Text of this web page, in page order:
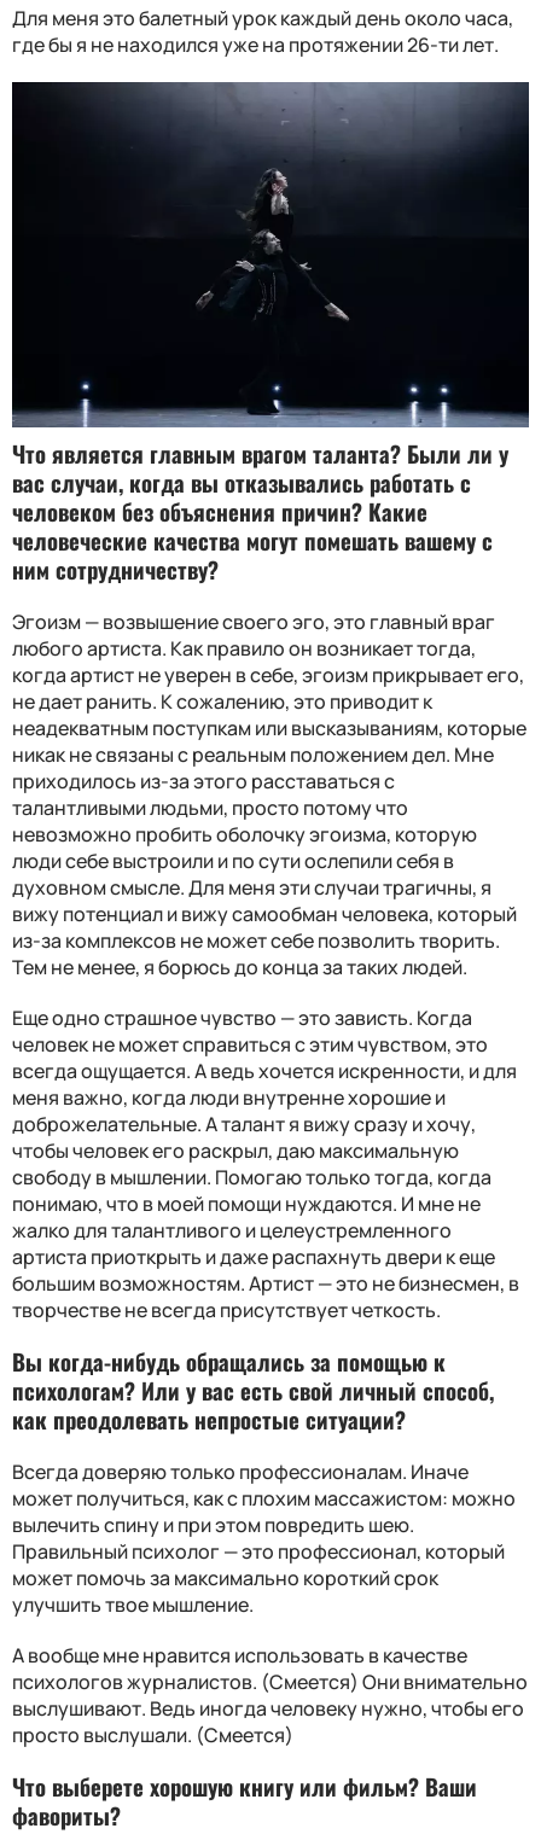
Для меня это балетный урок каждый день около часа,
где бы я не находился уже на протяжении 26-ти лет.
Что является главным врагом таланта? Были ли у
вас случаи, когда вы отказывались работать с
человеком без объяснения причин? Какие
человеческие качества могут помешать вашему с
ним сотрудничеству?
Эгоизм — возвышение своего эго, это главный враг
любого артиста. Как правило он возникает тогда,
когда артист не уверен в себе, эгоизм прикрывает его,
не дает ранить. К сожалению, это приводит к
неадекватным поступкам или высказываниям, которые
никак не связаны с реальным положением дел. Мне
приходилось из-за этого расставаться с
талантливыми людьми, просто потому что
невозможно пробить оболочку эгоизма, которую
люди себе выстроили и по сути ослепили себя в
духовном смысле. Для меня эти случаи трагичны, я
вижу потенциал и вижу самообман человека, который
из-за комплексов не может себе позволить творить.
Тем не менее, я борюсь до конца за таких людей.
Еще одно страшное чувство — это зависть. Когда
человек не может справиться с этим чувством, это
всегда ощущается. А ведь хочется искренности, и для
меня важно, когда люди внутренне хорошие и
доброжелательные. А талант я вижу сразу и хочу,
чтобы человек его раскрыл, даю максимальную
свободу в мышлении. Помогаю только тогда, когда
понимаю, что в моей помощи нуждаются. И мне не
жалко для талантливого и целеустремленного
артиста приоткрыть и даже распахнуть двери к еще
большим возможностям. Артист — это не бизнесмен, в
творчестве не всегда присутствует четкость.
Вы когда-нибудь обращались за помощью к
психологам? Или у вас есть свой личный способ,
как преодолевать непростые ситуации?
Всегда доверяю только профессионалам. Иначе
может получиться, как с плохим массажистом: можно
вылечить спину и при этом повредить шею.
Правильный психолог — это профессионал, который
может помочь за максимально короткий срок
улучшить твое мышление.
А вообще мне нравится использовать в качестве
психологов журналистов. (Смеется) Они внимательно
выслушивают. Ведь иногда человеку нужно, чтобы его
просто выслушали. (Смеется)
Что выберете хорошую книгу или фильм? Ваши
фавориты?